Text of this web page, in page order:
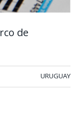
de
URUGUAY